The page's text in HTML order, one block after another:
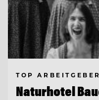
TOP ARBEITGEBER
Naturhotel